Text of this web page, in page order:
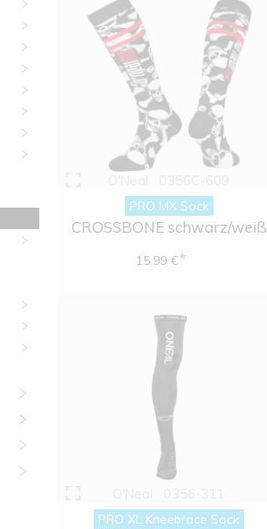
PRO MX Sock
CROSSBONE schwarz/weiß
15.99 €*
PRO XL Kneebrace Sock